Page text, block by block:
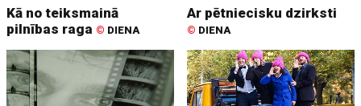
Kā no teiksmainā
pilnības raga © DIENA
Ar pētniecisku dzirksti
© DIENA